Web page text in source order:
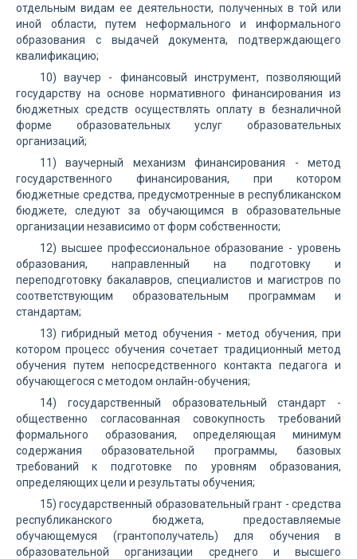
отдельным видам ее деятельности, полученных в той или
иной области, путем неформального и информального
образования с выдачей документа, подтверждающего
квалификацию;
10) ваучер - финансовый инструмент, позволяющий
государству на основе нормативного финансирования из
бюджетных средств осуществлять оплату в безналичной
форме образовательных услуг образовательных
организаций;
11) ваучерный механизм финансирования - метод
государственного финансирования, при котором
бюджетные средства, предусмотренные в республиканском
бюджете, следуют за обучающимся в образовательные
организации независимо от форм собственности;
12) высшее профессиональное образование - уровень
образования, направленный на подготовку и
переподготовку бакалавров, специалистов и магистров по
соответствующим образовательным программам и
стандартам;
13) гибридный метод обучения - метод обучения, при
котором процесс обучения сочетает традиционный метод
обучения путем непосредственного контакта педагога и
обучающегося с методом онлайн-обучения;
14) государственный образовательный стандарт -
общественно согласованная совокупность требований
формального образования, определяющая минимум
содержания образовательной программы, базовых
требований к подготовке по уровням образования,
определяющих цели и результаты обучения;
15) государственный образовательный грант - средства
республиканского бюджета, предоставляемые
обучающемуся (грантополучатель) для обучения в
образовательной организации среднего и высшего